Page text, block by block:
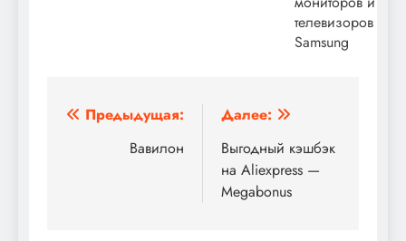
телевизоров
Samsung
Навигация
Предыдущая:
Вавилон
Далее:
Выгодный кэшбэк
на Aliexpress —
Megabonus